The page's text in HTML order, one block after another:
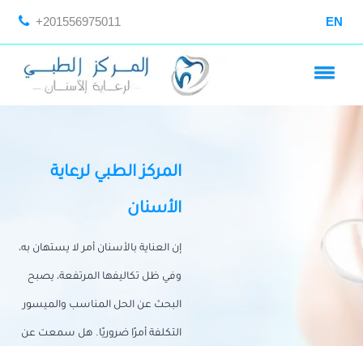
+201556975011 EN
المركز الطبي لرعاية
الأسنان
إن العناية بالأسنان أمر لا يستهان به،
وفي ظل تكاليفها المرتفعة، يصبح
البحث عن الحل المناسب والميسور
التكلفة أمرًا ضروريًا. هل سمعت عن